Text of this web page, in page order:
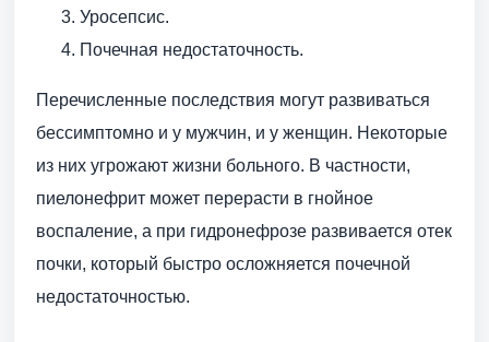
Уросепсис.
Почечная недостаточность.
Перечисленные последствия могут развиваться
бессимптомно и у мужчин, и у женщин. Некоторые
из них угрожают жизни больного. В частности,
пиелонефрит может перерасти в гнойное
воспаление, а при гидронефрозе развивается отек
почки, который быстро осложняется почечной
недостаточностью.